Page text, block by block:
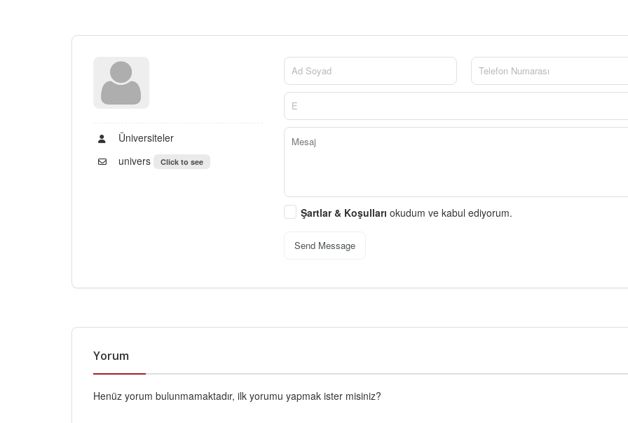
Üniversiteler
univers
Click to see
Şartlar & Koşulları okudum ve kabul ediyorum.
Send Message
Yorum
Henüz yorum bulunmamaktadır, ilk yorumu yapmak ister misiniz?